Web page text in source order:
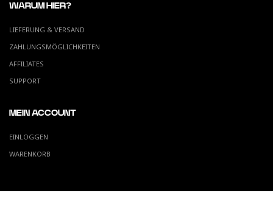
WARUM HIER?
LIEFERUNG & VERSAND
ZAHLUNGSMÖGLICHKEITEN
AFFILIATES
SUPPORT
MEIN ACCOUNT
EINLOGGEN
WARENKORB